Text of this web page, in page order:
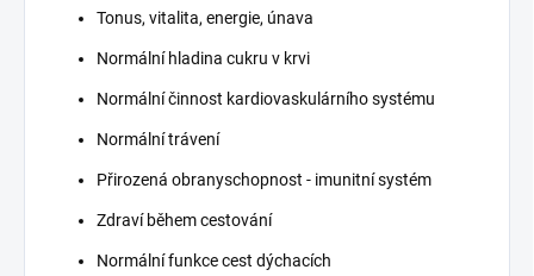
Tonus, vitalita, energie, únava
Normální hladina cukru v krvi
Normální činnost kardiovaskulárního systému
Normální trávení
Přirozená obranyschopnost - imunitní systém
Zdraví během cestování
Normální funkce cest dýchacích